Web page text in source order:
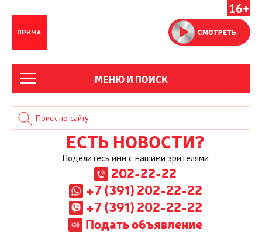
16+
СМОТРЕТЬ
МЕНЮ И ПОИСК
ЕСТЬ НОВОСТИ?
Поделитесь ими с нашими зрителями
202-22-22
+7 (391) 202-22-22
+7 (391) 202-22-22
Подать объявление